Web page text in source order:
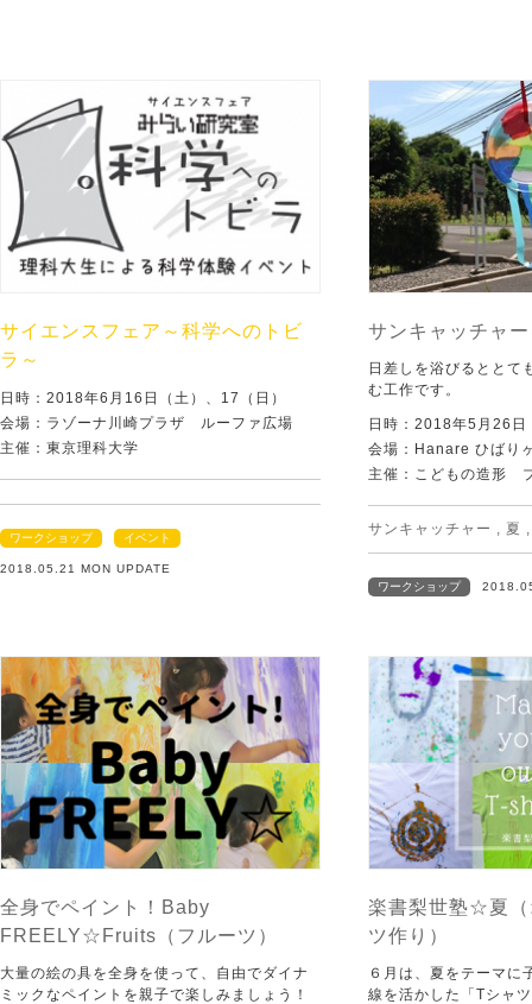
サイエンスフェア～科学へのトビ
ラ～
日時：2018年6月16日（土）、17（日）
会場：ラゾーナ川崎プラザ ルーファ広場
主催：東京理科大学
ワークショップ イベント
2018.05.21 MON UPDATE
サンキャッチャ
日差しを浴びるととて
む工作です。
日時：2018年5月26日
会場：Hanare ひばり
主催：こどもの造形
サンキャッチャー , 夏
ワークショップ
全身でペイント！Baby
FREELY☆Fruits（フルーツ）
大量の絵の具を全身を使って、自由でダイナ
ミックなペイントを親子で楽しみましょう！
楽書梨世塾☆夏
ツ作り）
６月は、夏をテーマに
線を活かした「Tシャ